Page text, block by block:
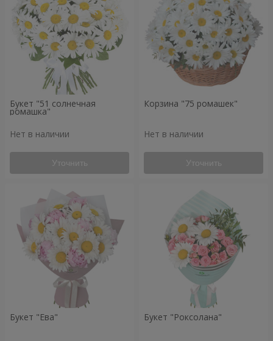
Букет "51 солнечная
ромашка"
Нет в наличии
Уточнить
Корзина "75 ромашек"
Нет в наличии
Уточнить
Букет "Ева" Букет "Роксолана"